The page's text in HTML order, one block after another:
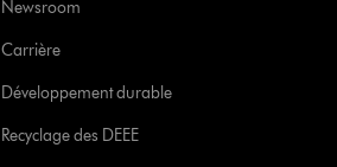
Newsroom
Carrière
Développement durable
Recyclage des DEEE